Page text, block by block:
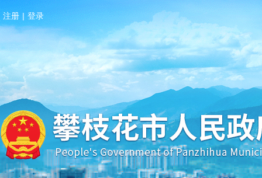
注册 | 登录